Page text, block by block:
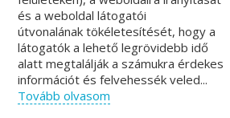
és a weboldal látogatói
útvonalának tökéletesítését, hogy a
látogatók a lehető legrövidebb idő
alatt megtalálják a számukra érdekes
információt és felvehessék veled...
Tovább olvasom